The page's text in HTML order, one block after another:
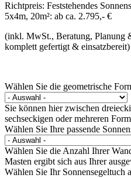
Richtpreis: Feststehendes
5x4m, 20m²: ab ca. 2.795,- €
(inkl. MwSt., Beratung, Planung
komplett gefertigt & einsatzbereit)
Wählen Sie die geometrische
Sie können hier zwischen
sechseckigen oder mehreren
Wählen Sie Ihre passende
Wählen Sie die Anzahl Ihrer
Masten ergibt sich aus Ihrer
Wählen Sie Ihr Sonnensegeltuch